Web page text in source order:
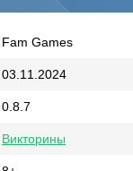
Fam Games
03.11.2024
0.8.7
Викторины